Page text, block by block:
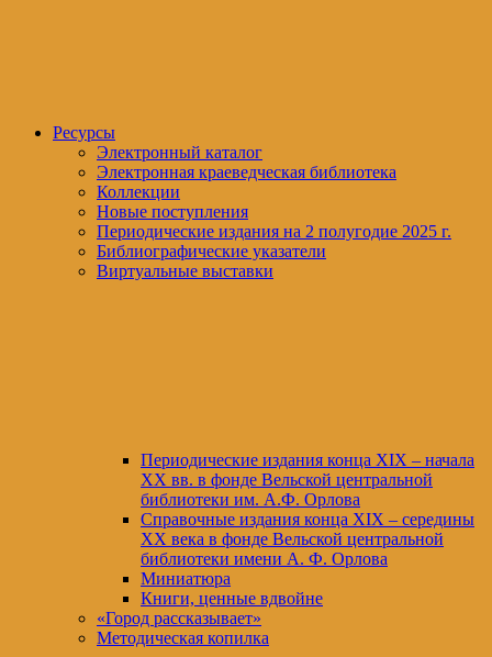
Ресурсы
Электронный каталог
Электронная краеведческая библиотека
Коллекции
Новые поступления
Периодические издания на 2 полугодие 2025 г.
Библиографические указатели
Виртуальные выставки
Периодические издания конца XIХ – начала
XX вв. в фонде Вельской центральной
библиотеки им. А.Ф. Орлова
Справочные издания конца XIX – середины
XX века в фонде Вельской центральной
библиотеки имени А. Ф. Орлова
Миниатюра
Книги, ценные вдвойне
«Город рассказывает»
Методическая копилка